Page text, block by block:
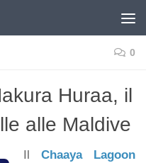
0
Huraa, il
alle Maldive
Il Chaaya Lagoon